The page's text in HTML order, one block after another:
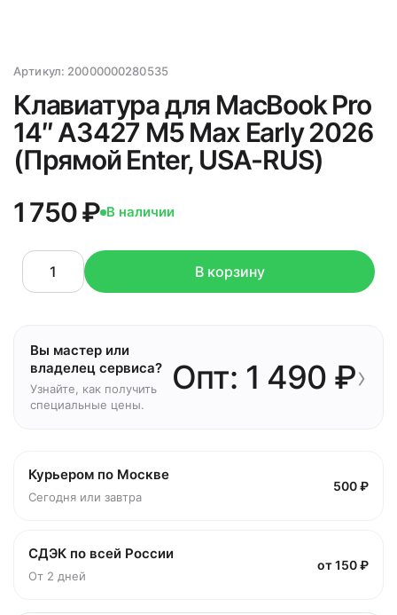
Артикул: 20000000280535
Клавиатура для MacBook Pro
14″ A3427 M5 Max Early 2026
(Прямой Enter, USA-RUS)
1 750 ₽ В наличии
В корзину
Вы мастер или
владелец сервиса?
Узнайте, как получить
специальные цены.
Опт: 1 490 ₽›
Курьером по Москве
Сегодня или завтра
500 ₽
СДЭК по всей России
От 2 дней
от 150 ₽